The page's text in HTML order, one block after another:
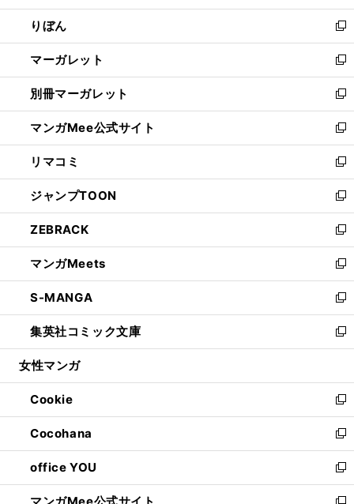
開
く
ウ
で
開
く
ン
ド
ウ
で
開
く
ウ
ィ
ン
ド
ウ
で
開
く
りぼん
新
し
い
ウ
ィ
ン
ド
ウ
で
開
く
マーガレット
新
し
い
ウ
ィ
ン
ド
ウ
で
開
く
別冊マーガレット
新
し
い
ウ
ィ
ン
ド
ウ
で
開
く
マンガMee公式サイト
新
し
い
ウ
ィ
ン
ド
ウ
で
開
く
リマコミ
新
し
い
ウ
ィ
ン
ド
ウ
で
開
く
ジャンプTOON
新
し
い
ウ
ィ
ン
ド
ウ
で
開
ZEBRACK
新
し
い
ウ
ィ
ン
ド
ウ
開
く
マンガMeets
新
し
い
ウ
ィ
ン
ウ
で
開
く
S-MANGA
新
し
い
ウ
ン
ド
ウ
で
開
く
集英社コミック文庫
新
し
ウ
ィ
ン
ド
ウ
で
開
く
女性マンガ
Cookie
新
し
い
ウ
ィ
ン
Cocohana
新
し
い
ウ
office YOU
新
し